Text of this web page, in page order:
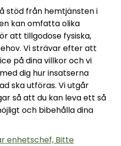
stöd från hemtjänsten i
kan omfatta olika
att tillgodose fysiska,
Vi strävar efter att
på dina villkor och vi
dig hur insatserna
ska utföras. Vi utgår
så att du kan leva ett så
och bibehålla dina
enhetschef, Bitte